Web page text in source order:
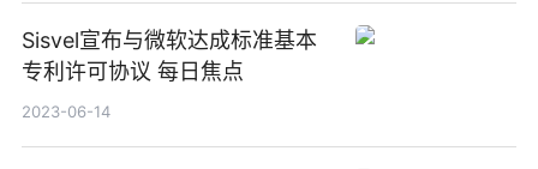
Sisvel宣布与微软达成标准基本
专利许可协议 每日焦点
2023-06-14